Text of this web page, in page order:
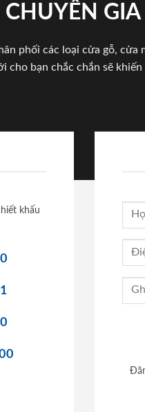
phối các loại cửa gỗ,
cho bạn chắc chắn sẽ
khấu